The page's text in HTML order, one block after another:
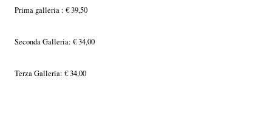
Prima galleria : € 39,50
Seconda Galleria: € 34,00
Terza Galleria: € 34,00